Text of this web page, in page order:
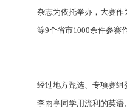
杂志为依托举办，大赛
等9个省市1000余件参赛
经过地方甄选、专项赛
李雨享同学用流利的英